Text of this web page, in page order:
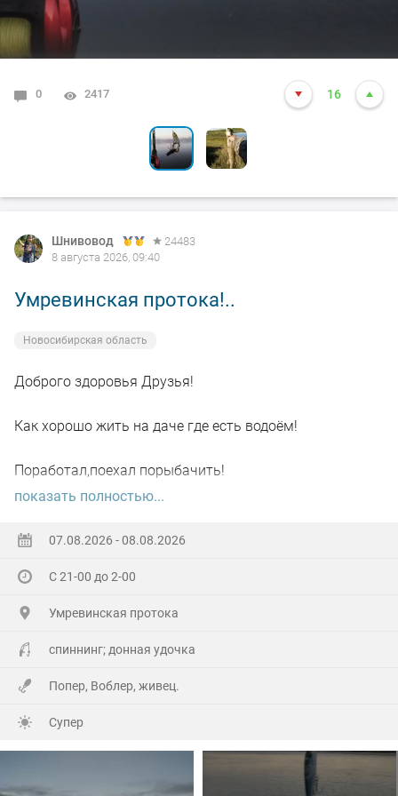
0 2417 16
0 2048 5
Шнивовод
24483
8 августа 2026, 09:40
Умревинская протока!..
Новосибирская область
Доброго здоровья Друзья!
Как хорошо жить на даче где есть водоём!
Поработал,поехал порыбачить!
поработал"цирюльником" 😂в теплицах!
А вечером захотелось повторить предыдущее "ночное
рандеву"!
Прибыл на берег в девять часов,и что я вижу 😲,
По поверхности плывёт мусор(ветки,трава и иногда
С мальком проблем не было,сразу зарядил донку и
показать полностью...
07.08.2026 - 08.08.2026
С 21-00 до 2-00
Умревинская протока
спиннинг; донная удочка
Попер, Воблер, живец.
Супер